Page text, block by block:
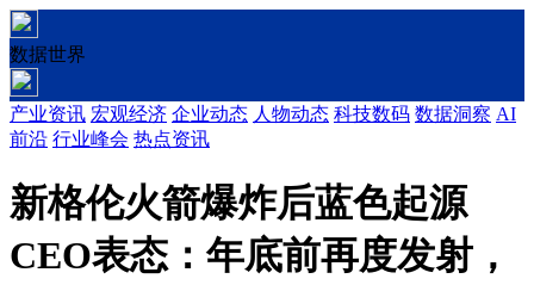
数据世界
产业资讯 宏观经济 企业动态 人物动态 科技数码 数据洞察 AI
前沿 行业峰会 热点资讯
新格伦火箭爆炸后蓝色起源
CEO表态：年底前再度发射，